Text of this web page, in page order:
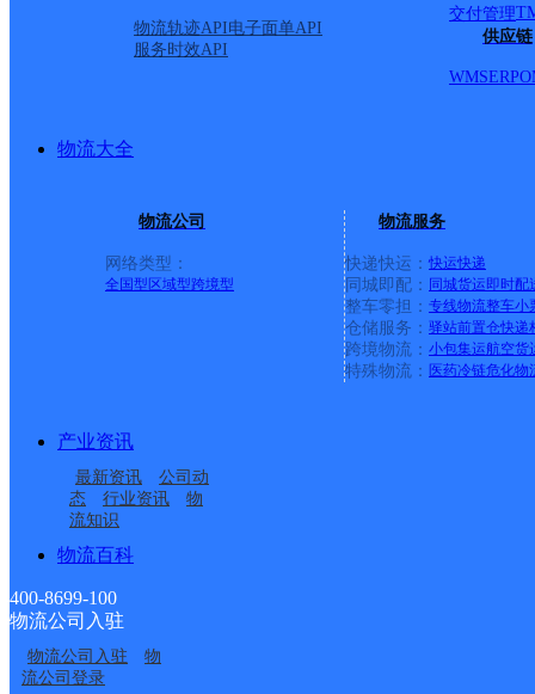
物流轨迹API电子面单API
服务时效API
交付管理
供应链
WMSERP
物流大全
物流公司
网络类型：
全国型 区域型跨境型
物流服务
快递快运： 快运快递
同城即配： 同城货运即时配
整车零担： 专线物流整车小
仓储服务： 驿站前置仓快递
跨境物流： 小包集运航空货
特殊物流： 医药冷链危化物
产业资讯
最新资讯
公司动
态
行业资讯
物
流知识
物流百科
400-8699-100
物流公司入驻
物流公司入驻
物
流公司登录
梧州藤县
广西藤县公司
广西藤县公司
南环邮政所
象棋邮政支局
南安邮政支局